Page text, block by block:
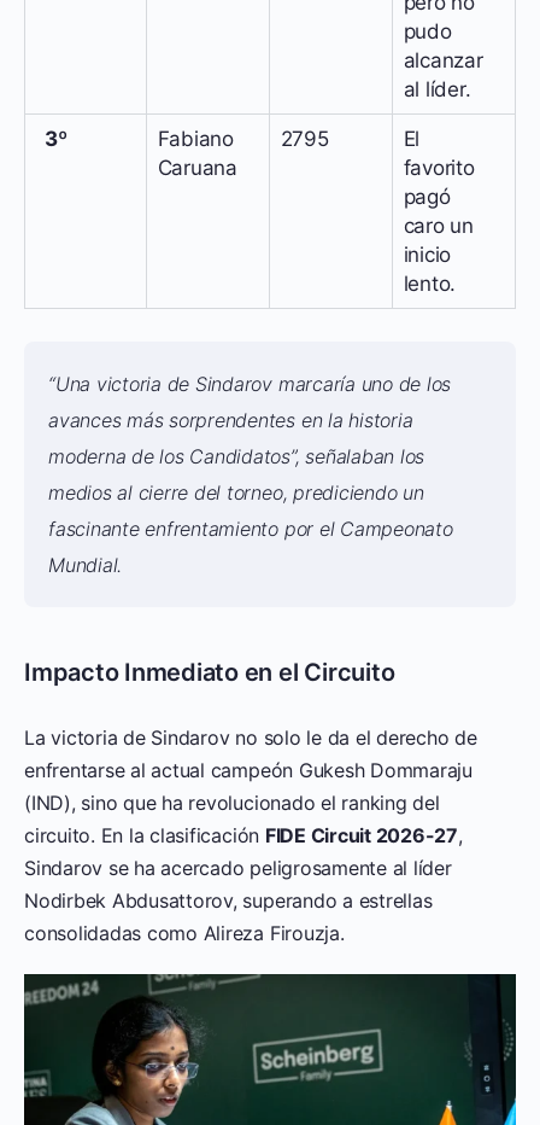
pudo
alcanzar
al líder.
3º
Fabiano
Caruana
2795
El
favorito
pagó
caro un
inicio
lento.
“Una victoria de Sindarov marcaría uno de los
avances más sorprendentes en la historia
moderna de los Candidatos”, señalaban los
medios al cierre del torneo, prediciendo un
fascinante enfrentamiento por el Campeonato
Mundial.
Impacto Inmediato en el Circuito
La victoria de Sindarov no solo le da el derecho de
enfrentarse al actual campeón Gukesh Dommaraju
(IND), sino que ha revolucionado el ranking del
circuito. En la clasificación FIDE Circuit 2026-27,
Sindarov se ha acercado peligrosamente al líder
Nodirbek Abdusattorov, superando a estrellas
consolidadas como Alireza Firouzja.